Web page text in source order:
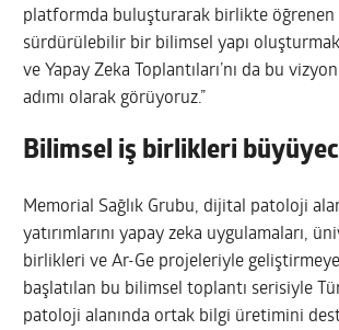
platformda buluşturarak birlikte öğrenen
sürdürülebilir bir bilimsel yapı
ve Yapay Zeka Toplantıları’nı da bu
adımı olarak görüyoruz.”
Bilimsel iş birlikleri
Memorial Sağlık Grubu, dijital patoloji
yatırımlarını yapay zeka uygulamaları,
birlikleri ve Ar-Ge projeleriyle
başlatılan bu bilimsel toplantı serisiyle
patoloji alanında ortak bilgi üretimini